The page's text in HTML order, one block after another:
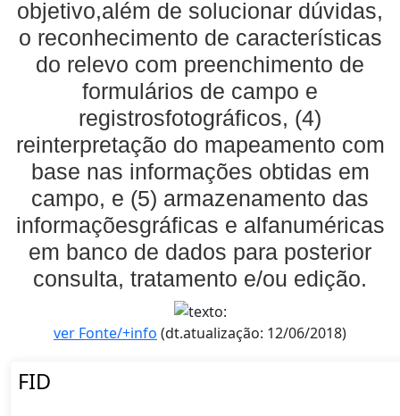
objetivo,além de solucionar dúvidas,
o reconhecimento de características
do relevo com preenchimento de
formulários de campo e
registrosfotográficos, (4)
reinterpretação do mapeamento com
base nas informações obtidas em
campo, e (5) armazenamento das
informaçõesgráficas e alfanuméricas
em banco de dados para posterior
consulta, tratamento e/ou edição.
ver Fonte/+info (dt.atualização: 12/06/2018)
FID